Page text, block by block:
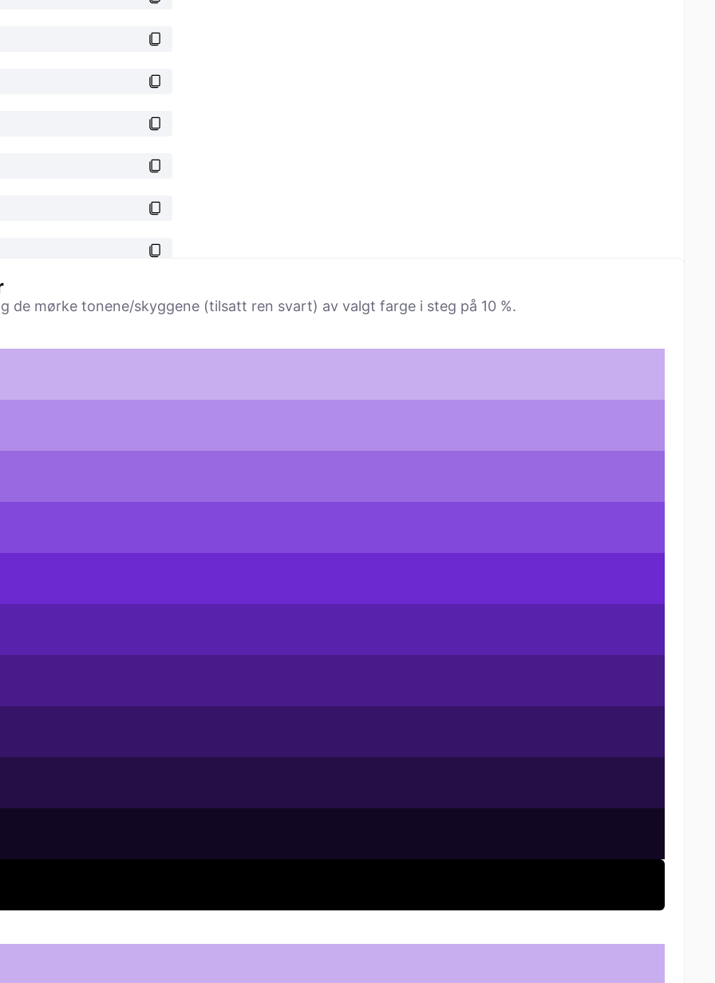
de mørke tonene/skyggene (tilsatt ren svart) av valgt farge i steg på 10 %.